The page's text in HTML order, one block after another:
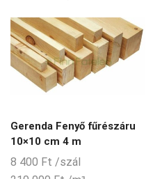
Gerenda Fenyő fűrészáru
10×10 cm 4 m
8 400 Ft /szál